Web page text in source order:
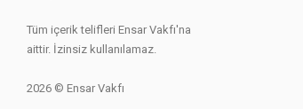
Tüm içerik telifleri Ensar Vakfı'na
aittir. İzinsiz kullanılamaz.
2026 © Ensar Vakfı